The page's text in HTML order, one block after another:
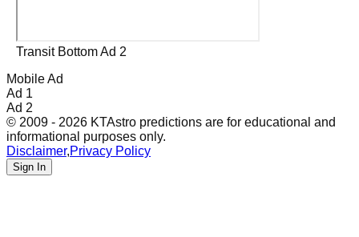
Transit Bottom Ad 2
Mobile Ad
Ad 1
Ad 2
© 2009 - 2026 KTAstro predictions are for educational and
informational purposes only.
Disclaimer,Privacy Policy
Sign In